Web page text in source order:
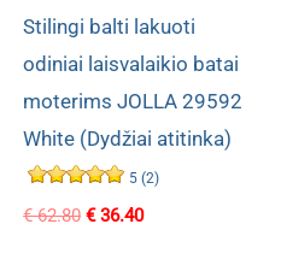
Stilingi balti lakuoti
odiniai laisvalaikio batai
moterims JOLLA 29592
White (Dydžiai atitinka)
5 (2)
€62.80 Original
€36.40Current